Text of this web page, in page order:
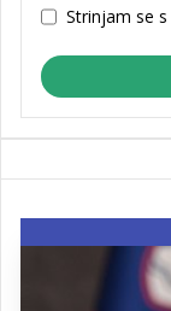
Strinjam se s